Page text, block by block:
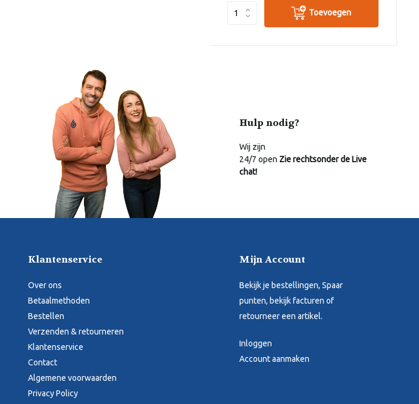
Toevoegen
Hulp nodig?
Wij zijn
24/7 open Zie rechtsonder de Live
chat!
Klantenservice
Over ons
Betaalmethoden
Bestellen
Verzenden & retourneren
Klantenservice
Contact
Algemene voorwaarden
Privacy Policy
Mijn Account
Bekijk je bestellingen, Spaar
punten, bekijk facturen of
retourneer een artikel.
Inloggen
Account aanmaken